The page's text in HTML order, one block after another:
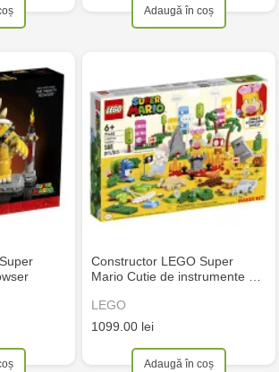
Adaugă în coș
Constructor LEGO Super
Mario Cutie de instrumente …
LEGO
1099.00 lei
Adaugă în coș